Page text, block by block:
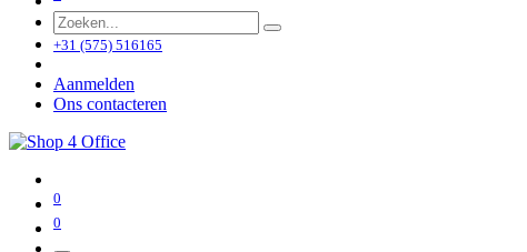
+31 (575) 516165
Aanmelden
Ons contacteren
0
0